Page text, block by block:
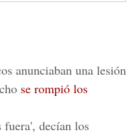
anunciaban una lesión
se rompió los
fuera', decían los